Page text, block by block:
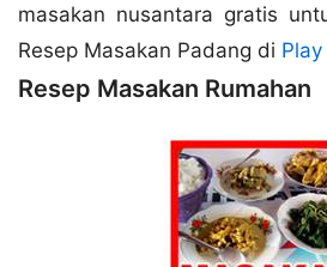
masakan nusantara gratis
Resep Masakan Padang di
Resep Masakan Rumahan